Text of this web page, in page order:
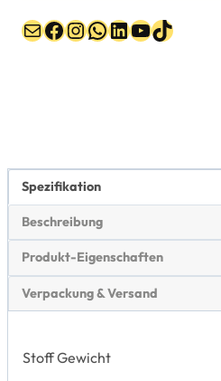
PostFacebook
Instagram
WhatsApp
LinkedIn
YouTube
TikTok
Spezifikation
Beschreibung
Produkt-Eigenschaften
Verpackung & Versand
Stoff Gewicht